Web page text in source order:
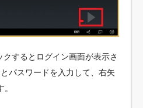
するとログイン画面が表示さ
パスワードを入力して、右矢